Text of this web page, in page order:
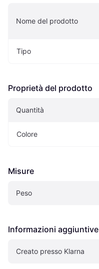
Nome del prodotto
Tipo
Proprietà del prodotto
Quantità
Colore
Misure
Peso
Informazioni aggiuntive
Creato presso Klarna